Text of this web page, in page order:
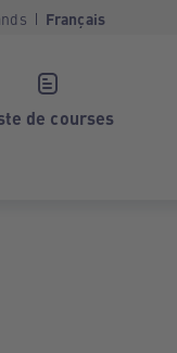
Français
de courses